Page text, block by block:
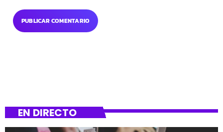
EN DIRECTO